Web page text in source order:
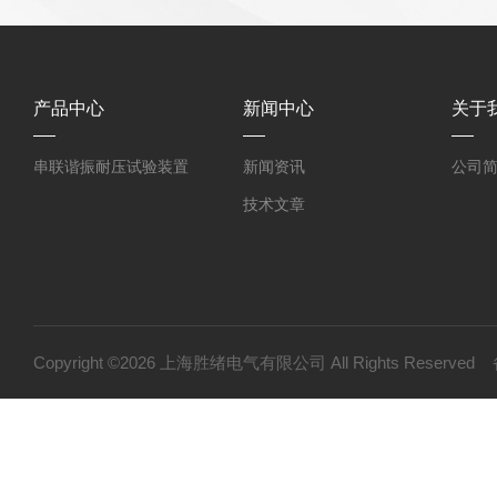
产品中心
串联谐振耐压试验装置
新闻中心
新闻资讯
技术文章
关于
公司
Copyright ©2026 上海胜绪电气有限公司 All Rights Reserved